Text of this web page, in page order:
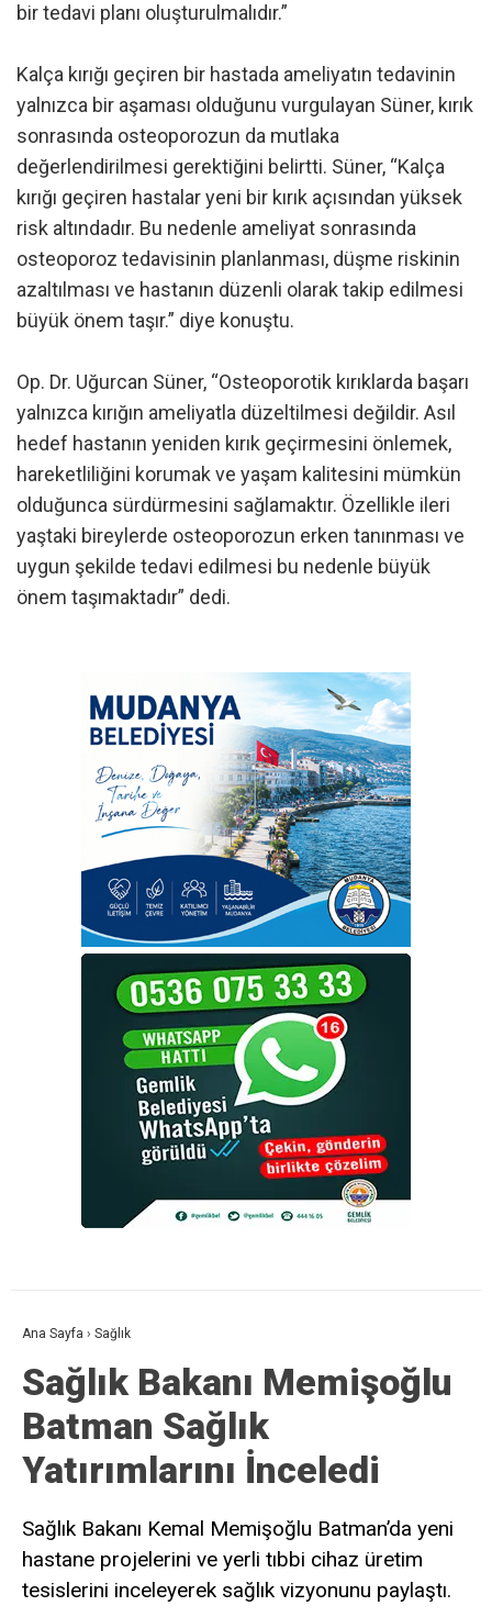
bir tedavi planı oluşturulmalıdır.”
Kalça kırığı geçiren bir hastada ameliyatın tedavinin
yalnızca bir aşaması olduğunu vurgulayan Süner, kırık
sonrasında osteoporozun da mutlaka
değerlendirilmesi gerektiğini belirtti. Süner, “Kalça
kırığı geçiren hastalar yeni bir kırık açısından yüksek
risk altındadır. Bu nedenle ameliyat sonrasında
osteoporoz tedavisinin planlanması, düşme riskinin
azaltılması ve hastanın düzenli olarak takip edilmesi
büyük önem taşır.” diye konuştu.
Op. Dr. Uğurcan Süner, “Osteoporotik kırıklarda başarı
yalnızca kırığın ameliyatla düzeltilmesi değildir. Asıl
hedef hastanın yeniden kırık geçirmesini önlemek,
hareketliliğini korumak ve yaşam kalitesini mümkün
olduğunca sürdürmesini sağlamaktır. Özellikle ileri
yaştaki bireylerde osteoporozun erken tanınması ve
uygun şekilde tedavi edilmesi bu nedenle büyük
önem taşımaktadır” dedi.
Ana Sayfa › Sağlık
Sağlık Bakanı Memişoğlu
Batman Sağlık
Yatırımlarını İnceledi
Sağlık Bakanı Kemal Memişoğlu Batman’da yeni
hastane projelerini ve yerli tıbbi cihaz üretim
tesislerini inceleyerek sağlık vizyonunu paylaştı.